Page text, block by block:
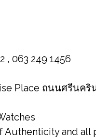
, 063 249 1456
Place ถนนศรีนคริ
and all